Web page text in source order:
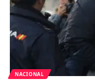
NACIONAL